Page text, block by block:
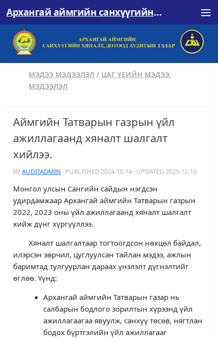
Skip to content Архангай аймгийн санхүүгийн хяналт, дотоод аудитын газар
МЭДЭЭ МЭДЭЭЛЭЛ / ЦАГ ҮЕИЙН МЭДЭЭ,
МЭДЭЭЛЭЛ
Аймгийн Татварын газрын үйл
ажиллагаанд хяналт шалгалт
хийлээ.
BYAUDITADMIN · PUBLISHED2024-10-14 · UPDATED2025-12-10
Монгол улсын Сангийн сайдын нэгдсэн
удирдамжаар Архангай аймгийн Татварын газрын
2022, 2023 оны үйл ажиллагаанд хяналт шалгалт
хийж дүнг хүргүүллээ.
Хяналт шалгалтаар тогтоогдсон нөхцөл байдал,
илэрсэн зөрчил, цуглуулсан тайлан мэдээ, ажлын
баримтад тулгуурлан дараах үнэлэлт дүгнэлтийг
өглөө. Үүнд:
Архангай аймгийн Татварын газар нь
салбарын бодлого зорилтын хүрээнд үйл
ажиллагаагаа явуулж, санхүү төсөв, нягтлан
бодох бүртгэлийн үйл ажиллагааг